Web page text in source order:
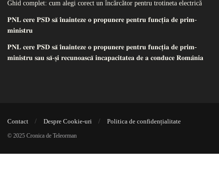
Ghid complet: cum alegi corect un încărcător pentru trotineta electrică
𝐏𝐍𝐋 𝐜𝐞𝐫𝐞 𝐏𝐒𝐃 𝐬𝐚̆ 𝐢̂𝐧𝐚𝐢𝐧𝐭𝐞𝐳𝐞 𝐨 𝐩𝐫𝐨𝐩𝐮𝐧𝐞𝐫𝐞 𝐩𝐞𝐧𝐭𝐫𝐮 𝐟𝐮𝐧𝐜𝐭̦𝐢𝐚 𝐝𝐞 𝐩𝐫𝐢𝐦-
𝐦𝐢𝐧𝐢𝐬𝐭𝐫𝐮
𝐏𝐍𝐋 𝐜𝐞𝐫𝐞 𝐏𝐒𝐃 𝐬𝐚̆ 𝐢̂𝐧𝐚𝐢𝐧𝐭𝐞𝐳𝐞 𝐨 𝐩𝐫𝐨𝐩𝐮𝐧𝐞𝐫𝐞 𝐩𝐞𝐧𝐭𝐫𝐮 𝐟𝐮𝐧𝐜𝐭̦𝐢𝐚 𝐝𝐞 𝐩𝐫𝐢𝐦-
𝐦𝐢𝐧𝐢𝐬𝐭𝐫𝐮 𝐬𝐚𝐮 𝐬𝐚̆-𝐬̦𝐢 𝐫𝐞𝐜𝐮𝐧𝐨𝐚𝐬𝐜𝐚̆ 𝐢𝐧𝐜𝐚𝐩𝐚𝐜𝐢𝐭𝐚𝐭𝐞𝐚 𝐝𝐞 𝐚 𝐜𝐨𝐧𝐝𝐮𝐜𝐞 𝐑𝐨𝐦𝐚̂𝐧𝐢𝐚
Contact Despre Cookie-uri Politica de confidențialitate
© 2025 Cronica de Teleorman